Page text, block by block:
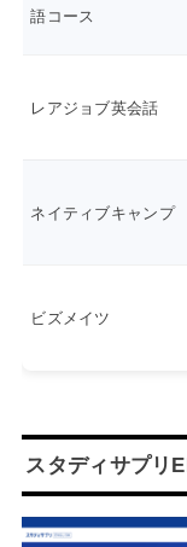
語コース
レアジョブ英会話
ネイティブキャンプ
ビズメイツ
スタディサプリ